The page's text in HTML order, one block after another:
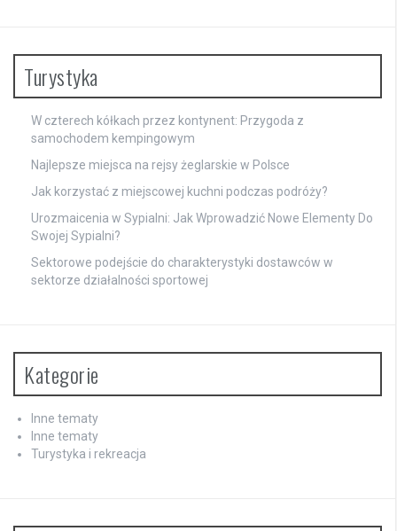
Turystyka
W czterech kółkach przez kontynent: Przygoda z
samochodem kempingowym
Najlepsze miejsca na rejsy żeglarskie w Polsce
Jak korzystać z miejscowej kuchni podczas podróży?
Urozmaicenia w Sypialni: Jak Wprowadzić Nowe Elementy Do
Swojej Sypialni?
Sektorowe podejście do charakterystyki dostawców w
sektorze działalności sportowej
Kategorie
Inne tematy
Inne tematy
Turystyka i rekreacja